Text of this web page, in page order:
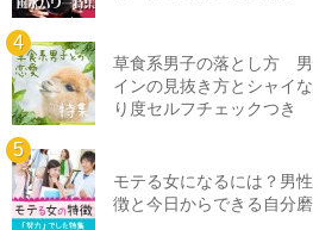
草食系男子の落とし方
インの見抜き方とシャイ
り度セルフチェックつき
モテる女になるには？男
徴と今日からできる自分磨